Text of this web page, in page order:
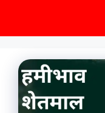
to
content